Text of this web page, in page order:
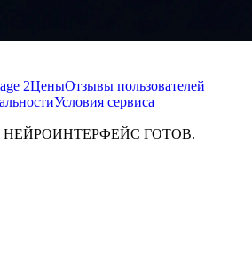
2ЦеныОтзывы пользователей
Условия сервиса
НЕЙРОИНТЕРФЕЙС ГОТОВ.